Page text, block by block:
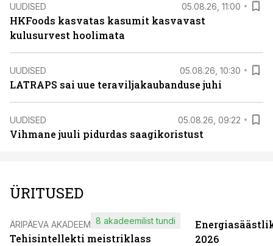
UUDISED 05.08.26, 11:00
HKFoods kasvatas kasumit kasvavast
kulusurvest hoolimata
UUDISED 05.08.26, 10:30
LATRAPS sai uue teraviljakaubanduse juhi
UUDISED 05.08.26, 09:22
Vihmane juuli pidurdas saagikoristust
ÜRITUSED
ÄRIPÄEVA AKADEEMIA
Tehisintellekti meistriklass
8 akadeemilist tundi
2026